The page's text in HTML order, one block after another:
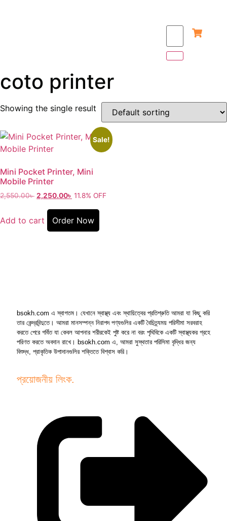
coto printer
Showing the single result
Sale!
Mini Pocket Printer, Mini
Mobile Printer
2,550.00৳ 2,250.00৳ 11.8% OFF
Add to cart Order Now
bsokh.com এ স্বাগতম। যেখানে স্বাস্থ্য এবং স্থায়িত্বের প্রতিশ্রুতি আমরা যা কিছু করি
তার কেন্দ্রবিন্দুতে। আমরা মানসম্পন্ন নিরাপদ পণ্যগুলির একটি বৈচিত্র্যময় পরিসীমা সরবরাহ
করতে পেরে গর্বিত যা কেবল আপনার শরীরকেই পুষ্ট করে না বরং পৃথিবিকে একটি স্বাস্থ্যকর গ্রহে
পরিণত করতে অবদান রাখে। bsokh.com এ, আমরা সুস্থতার পরিসিমা বৃদ্ধির জন্য
বিশুদ্ধ, প্রাকৃতিক উপাদানগুলির শক্তিতে বিশ্বাস করি।
প্রয়োজনীয় লিংক.